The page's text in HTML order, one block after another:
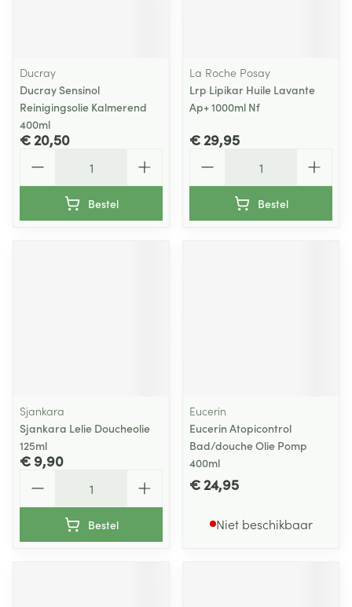
Ducray
Ducray Sensinol
Reinigingsolie Kalmerend
400ml
€ 20,50
Bestel
La Roche Posay
Lrp Lipikar Huile Lavante
Ap+ 1000ml Nf
€ 29,95
Bestel
Sjankara
Sjankara Lelie Doucheolie
125ml
€ 9,90
Bestel
Eucerin
Eucerin Atopicontrol
Bad/douche Olie Pomp
400ml
€ 24,95
Niet beschikbaar